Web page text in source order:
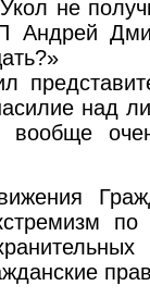
не
Андрей
над
вообще